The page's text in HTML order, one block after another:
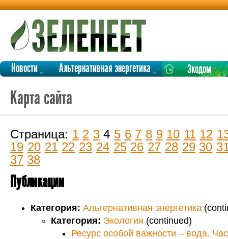
Новости Альтернативная энергетика Экодом
Карта сайта
Страница: 1 2 34 5 6 7 8 9 10 11 12
19 20 21 22 23 24 25 26 27 28 29 30
37 38
Публикации
Категория: Альтернативная энергетика
Категория: Экология (continued)
Ресурс особой важности – вода.